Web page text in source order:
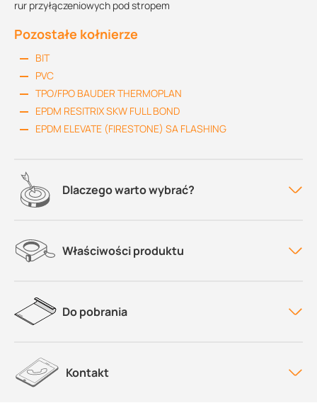
rur przyłączeniowych pod stropem
Pozostałe kołnierze
BIT
PVC
TPO/FPO BAUDER THERMOPLAN
EPDM RESITRIX SKW FULL BOND
EPDM ELEVATE (FIRESTONE) SA FLASHING
Dlaczego warto wybrać?
Właściwości produktu
Do pobrania
Kontakt